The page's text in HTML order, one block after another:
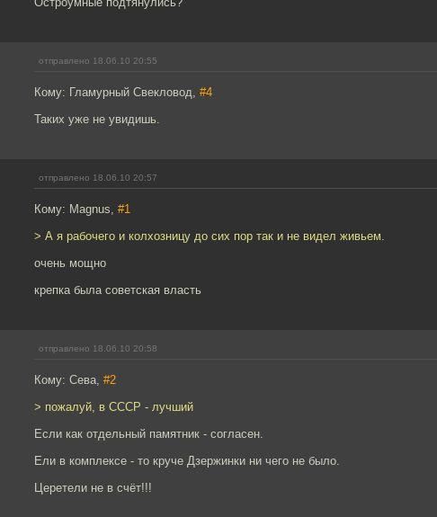
отправлено 18.06.10 20:55
Кому: Гламурный Свекловод, #4
Таких уже не увидишь.
отправлено 18.06.10 20:57
Кому: Magnus, #1
> А я рабочего и колхозницу до сих пор так и не видел живьем.
очень мощно
крепка была советская власть
отправлено 18.06.10 20:58
Кому: Сева, #2
> пожалуй, в СССР - лучший
Если как отдельный памятник - согласен.
Ели в комплексе - то круче Дзержинки ни чего не было.
Церетели не в счёт!!!